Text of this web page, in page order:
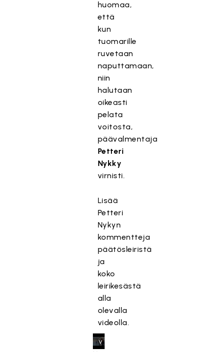
huomaa,
että
kun
tuomarille
ruvetaan
naputtamaan,
niin
halutaan
oikeasti
pelata
voitosta,
päävalmentaja
Petteri
Nykky
virnisti.
Lisää
Petteri
Nykyn
kommentteja
päätösleiristä
ja
koko
leirikesästä
alla
olevalla
videolla.
T
ä
i
s
ä
l
t
ö
o
n
e
t
y
,
k
o
s
k
a
v